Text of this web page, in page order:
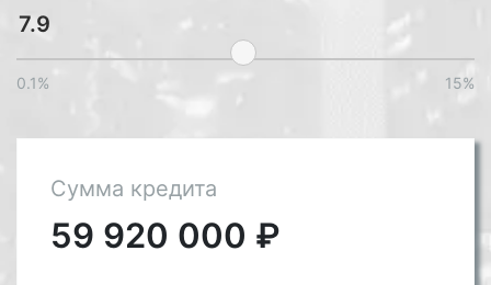
0.1% 15%
Сумма кредита
59 920 000 ₽